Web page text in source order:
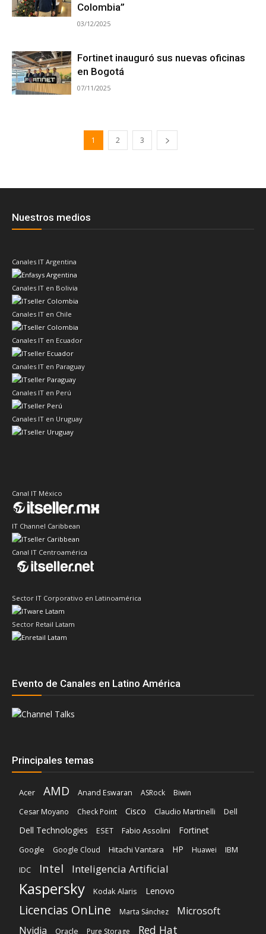
Colombia”
03/12/2025
Fortinet inauguró sus nuevas oficinas
en Bogotá
07/11/2025
1 2 3
Nuestros medios
Canales IT Argentina
Canales IT en Bolivia
Canales IT en Chile
Canales IT en Ecuador
Canales IT en Paraguay
Canales IT en Perú
Canales IT en Uruguay
Canal IT México
IT Channel Caribbean
Canal IT Centroamérica
Sector IT Corporativo en Latinoamérica
Sector Retail Latam
Evento de Canales en Latino América
Principales temas
Acer AMD Anand Eswaran ASRock
Biwin
Cesar Moyano
Check Point Cisco Claudio Martinelli Dell
Dell Technologies ESET Fabio Assolini Fortinet
Google Google Cloud Hitachi Vantara HP Huawei IBM
IDC Intel Inteligencia Artificial
Kaspersky Kodak Alaris Lenovo
Licencias OnLine Marta Sánchez
Microsoft
Nvidia
Oracle Pure Storage Red Hat